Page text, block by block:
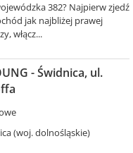
382? Najpierw zjedź
jak najbliżej prawej
włącz...
- Świdnica, ul.
(woj. dolnośląskie)